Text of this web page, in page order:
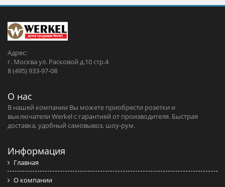
Адрес:
г. Москва ул. Расковой д.10 стр.4
8 (495) 933-97-08
О нас
В нашей компании Вы можете приобрести розетки и
выключатели Werkel c гарантией от производителя. Быстрая
доставка, удобный самовывоз, шоу-рум.
Информация
Главная
О компании